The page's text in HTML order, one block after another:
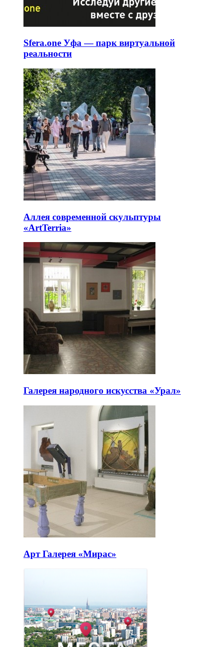
Sfera.one Уфа — парк виртуальной
реальности
Аллея современной скульптуры
«ArtTerria»
Галерея народного искусства «Урал»
Арт Галерея «Мирас»